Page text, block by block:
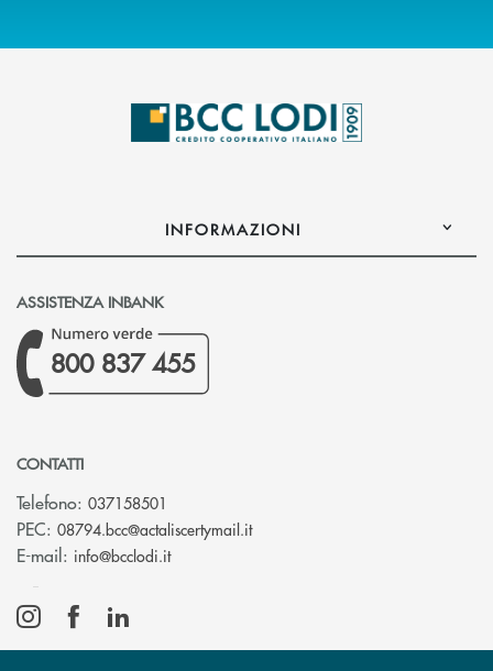
INFORMAZIONI
ASSISTENZA INBANK
800 837 455
CONTATTI
Telefono: 037158501
PEC: 08794.bcc@actaliscertymail.it(si apre l’app di posta
E-mail: info@bcclodi.it(si apre l’app di posta elettronica)